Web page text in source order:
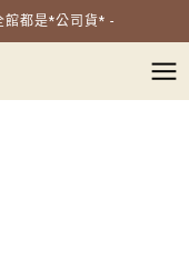
都是*公司貨* -